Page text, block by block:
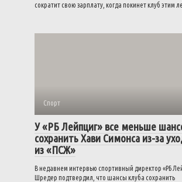
сократит свою зарплату, когда покинет клуб этим
Спорт
У «РБ Лейпциг» все меньше
сохранить Хави Симонса из-за
из «ПСЖ»
В недавнем интервью спортивный директор «РБ
Шредер подтвердил, что шансы клуба сохранить